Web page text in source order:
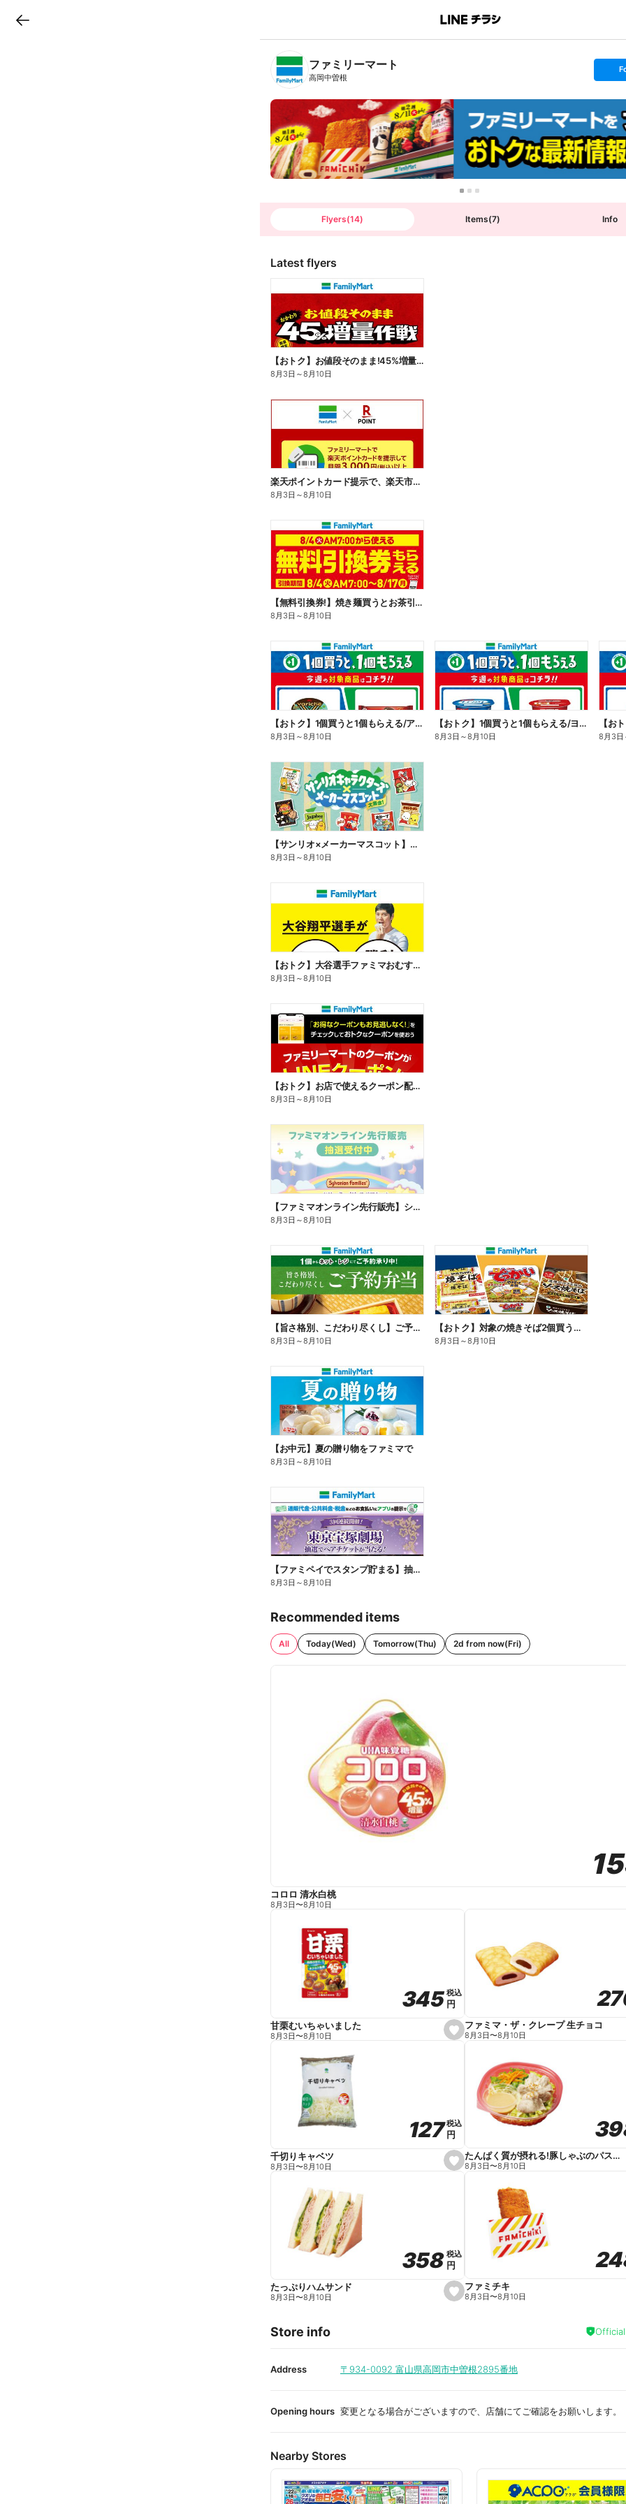
B
n
T
ファミリーマート
高岡中曽根
s
t
o
o
w
Flyers(14) Items(7) Info
Latest flyers
【おトク】お値段そのまま!45%増量作戦!
8月3日 ～8月10日
楽天ポイントカード提示で、楽天市場でのお買い物がおトクに!
8月3日 ～8月10日
【無料引換券!】焼き麺買うとお茶引換券貰える!
8月3日 ～8月10日
【おトク】1個買うと1個もらえる/アイス
8月3日 ～8月10日
【おトク】1個買うと1個もらえる/ヨーグルト
8月3日 ～8月10日
【お
8月3日
【サンリオ×メーカーマスコット】オリジナルグッズ貰える!
8月3日 ～8月10日
【おトク】大谷選手ファミマおむすび割
8月3日 ～8月10日
【おトク】お店で使えるクーポン配信中
8月3日 ～8月10日
【ファミマオンライン先行販売】シルバニアファミリー
8月3日 ～8月10日
【旨さ格別、こだわり尽くし】ご予約弁当
8月3日 ～8月10日
【おトク】対象の焼きそば2個買うと100円引き!
8月3日 ～8月10日
【お中元】夏の贈り物をファミマで
8月3日 ～8月10日
【ファミペイでスタンプ貯まる】抽選でペアチケットが当たる!
8月3日 ～8月10日
Recommended items
All Today(Wed) Tomorrow(Thu) 2d from now(Fri)
コロロ 清水白桃
8月3日〜8月10日
s
e
e
345
345税込
税込
円
円
甘栗むいちゃいました
8月3日〜8月10日
ファミマ・ザ・クレープ 生チョコ
8月3日〜8月10日
s
e
e
127
127税込
税込
円
円
千切りキャベツ
8月3日〜8月10日
たんぱく質が摂れる!豚しゃぶのパスタサラダ
8月3日〜8月10日
s
e
i
t
358
358税込
税込
円
円
たっぷりハムサンド
8月3日〜8月10日
ファミチキ
8月3日〜8月10日
Store info
Address 〒934-0092 富山県高岡市中曽根2895番地
Opening hours 変更となる場合がございますので、店舗にてご確認をお願いします。
Nearby Stores